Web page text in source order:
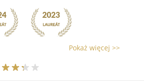
Pokaż więcej >>